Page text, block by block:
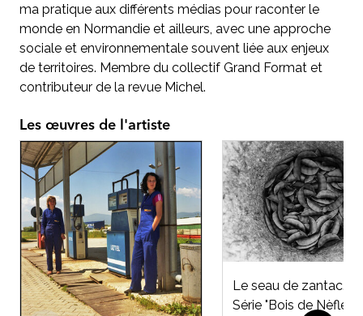
ma pratique aux différents médias pour raconter le
monde en Normandie et ailleurs, avec une approche
sociale et environnementale souvent liée aux enjeux
de territoires. Membre du collectif Grand Format et
contributeur de la revue Michel.
Les œuvres de l'artiste
Le seau de zantac.
Série "Bois de Nèfle".